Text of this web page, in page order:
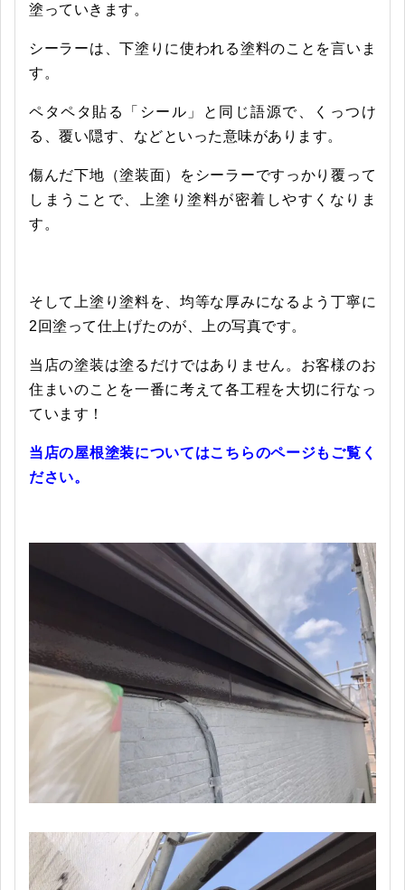
塗っていきます。
シーラーは、下塗りに使われる塗料のことを言いま
す。
ペタペタ貼る「シール」と同じ語源で、くっつけ
る、覆い隠す、などといった意味があります。
傷んだ下地（塗装面）をシーラーですっかり覆って
しまうことで、上塗り塗料が密着しやすくなりま
す。
そして上塗り塗料を、均等な厚みになるよう丁寧に
2回塗って仕上げたのが、上の写真です。
当店の塗装は塗るだけではありません。お客様のお
住まいのことを一番に考えて各工程を大切に行なっ
ています！
当店の屋根塗装についてはこちらのページもご覧く
ださい。